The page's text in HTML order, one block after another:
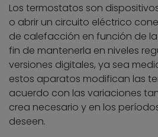
Los termostatos son
o abrir un circuito eléctrico
de calefacción en función de
fin de mantenerla en niveles
versiones digitales, ya sea
estos aparatos modifican las
acuerdo con las variaciones
crea necesario y en los
deseen.